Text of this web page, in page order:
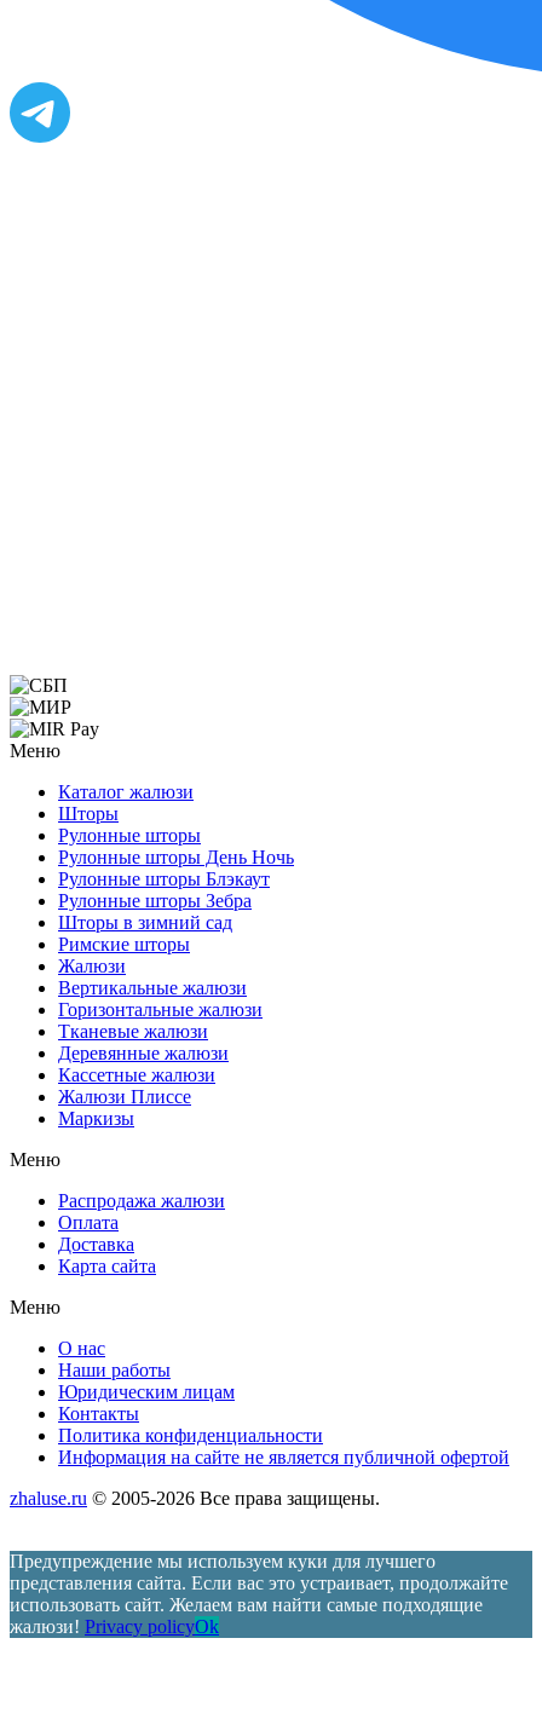
Меню
Каталог жалюзи
Шторы
Рулонные шторы
Рулонные шторы День Ночь
Рулонные шторы Блэкаут
Рулонные шторы Зебра
Шторы в зимний сад
Римские шторы
Жалюзи
Вертикальные жалюзи
Горизонтальные жалюзи
Тканевые жалюзи
Деревянные жалюзи
Кассетные жалюзи
Жалюзи Плиссе
Маркизы
Меню
Распродажа жалюзи
Оплата
Доставка
Карта сайта
Меню
О нас
Наши работы
Юридическим лицам
Контакты
Политика конфиденциальности
Информация на сайте не является публичной офертой
zhaluse.ru © 2005-2026 Все права защищены.
Предупреждение мы используем куки для лучшего
представления сайта. Если вас это устраивает, продолжайте
использовать сайт. Желаем вам найти самые подходящие
жалюзи! Privacy policyOk